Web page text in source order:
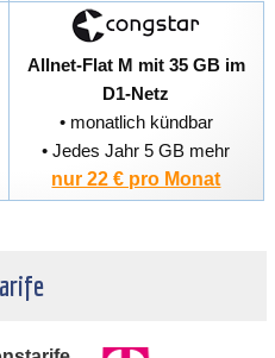
Allnet-Flat M mit 35 GB im
D1-Netz
• monatlich kündbar
• Jedes Jahr 5 GB mehr
nur 22 € pro Monat